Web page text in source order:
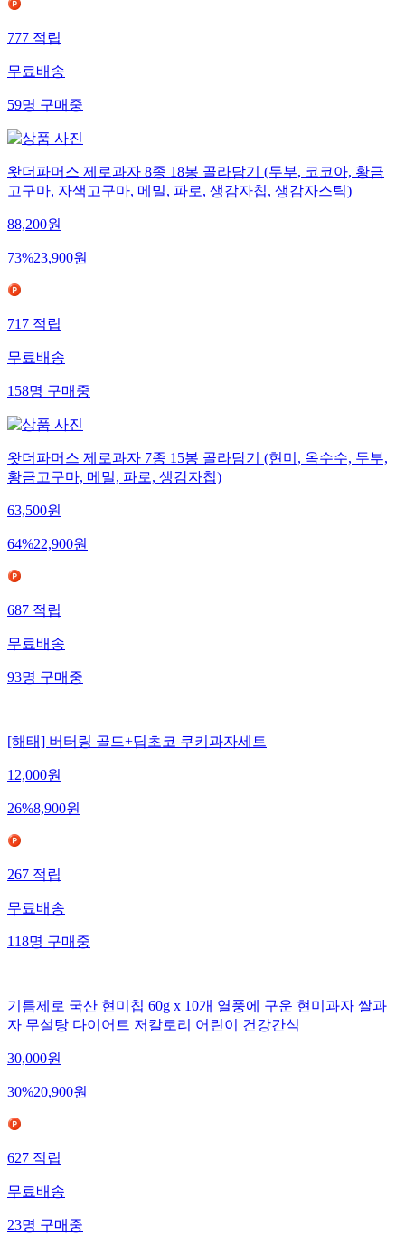
777적립
무료배송
59명구매중
왓더파머스 제로과자 8종 18봉 골라담기 (두부, 코코아, 황금
고구마, 자색고구마, 메밀, 파로, 생감자칩, 생감자스틱)
88,200원
73%23,900원
717적립
무료배송
158명구매중
왓더파머스 제로과자 7종 15봉 골라담기 (현미, 옥수수, 두부,
황금고구마, 메밀, 파로, 생감자칩)
63,500원
64%22,900원
687적립
무료배송
93명구매중
[해태] 버터링 골드+딥초코 쿠키과자세트
12,000원
26%8,900원
267적립
무료배송
118명구매중
기름제로 국산 현미칩 60g x 10개 열풍에 구운 현미과자 쌀과
자 무설탕 다이어트 저칼로리 어린이 건강간식
30,000원
30%20,900원
627적립
무료배송
23명구매중